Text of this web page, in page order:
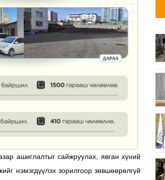
ашиглалтыг сайжруулах, явган хүний
нэмэгдүүлэх зорилгоор зөвшөөрөлгүй